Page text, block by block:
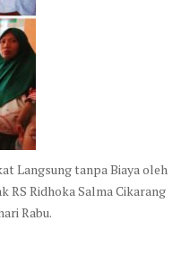
Langsung tanpa Biaya oleh
RS Ridhoka Salma Cikarang
Rabu.